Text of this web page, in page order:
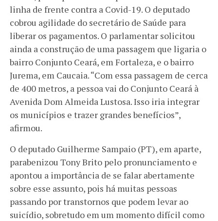
linha de frente contra a Covid-19. O deputado
cobrou agilidade do secretário de Saúde para
liberar os pagamentos. O parlamentar solicitou
ainda a construção de uma passagem que ligaria o
bairro Conjunto Ceará, em Fortaleza, e o bairro
Jurema, em Caucaia. “Com essa passagem de cerca
de 400 metros, a pessoa vai do Conjunto Ceará à
Avenida Dom Almeida Lustosa. Isso iria integrar
os municípios e trazer grandes benefícios”,
afirmou.
O deputado Guilherme Sampaio (PT), em aparte,
parabenizou Tony Brito pelo pronunciamento e
apontou a importância de se falar abertamente
sobre esse assunto, pois há muitas pessoas
passando por transtornos que podem levar ao
suicídio, sobretudo em um momento difícil como